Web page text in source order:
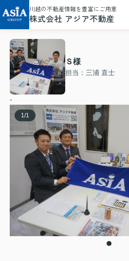
川越の不動産情報を豊富にご用意
株式会社 アジア不動産
Ｓ様
担当：三浦 直士
-
1 /1